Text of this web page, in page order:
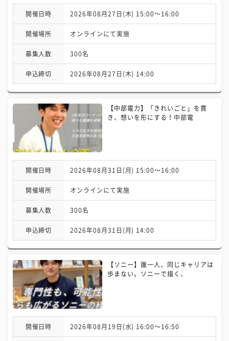
開催日時 2026年08月27日(木) 15:00〜16:00
開催場所 オンラインにて実施
募集人数 300名
申込締切 2026年08月27日(木) 14:00
【中部電力】「きれいごと」を貫
き、想いを形にする！中部電
開催日時 2026年08月31日(月) 15:00〜16:00
開催場所 オンラインにて実施
募集人数 300名
申込締切 2026年08月31日(月) 14:00
【ソニー】誰一人、同じキャリアは
歩まない。ソニーで描く、
開催日時 2026年08月19日(水) 16:00〜16:50